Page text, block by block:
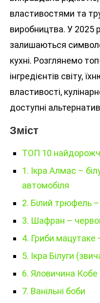
властивостями та
виробництва. У 2025
залишаються
кухні. Розглянемо
інгредієнтів світу,
властивості,
доступні
Зміст
ТОП 10
1. Ікра Алмас –
автомобіля
2. Білий трюфель –
3. Шафран –
4. Гриби мацутаке
5. Ікра Білуги
6. Яловичина Кобе
7. Ванільні боби